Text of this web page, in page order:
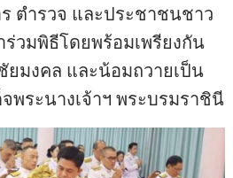
ตำรวจ และประชาชนชาว
วมพิธีโดยพร้อมเพรียงกัน
ยมงคล และน้อมถวายเป็น
พระนางเจ้าฯ พระบรมราชินี